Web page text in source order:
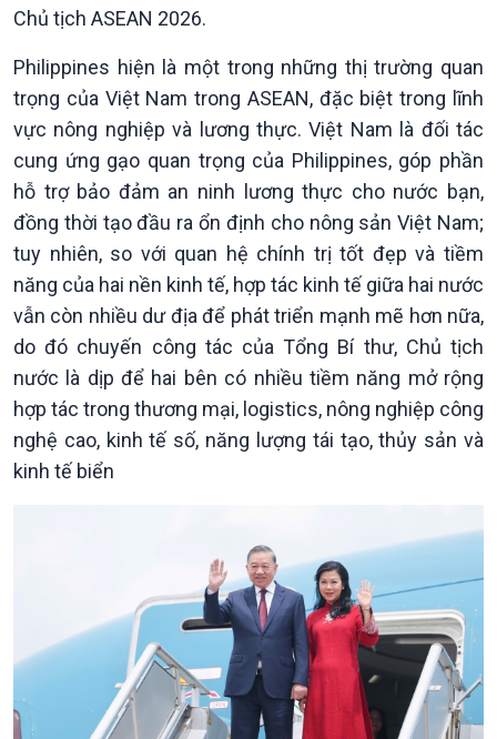
Kinh tế
Tin Kinh tế
Trước giờ mở cửa
Dòng chảy Kinh tế
Sức sống hàng Việt
Khởi nghiệp
Nông nghiệp & Biển đảo
Tin Nông nghiệp & Biển
đảo
Mùa vàng
Biển đảo Việt Nam
Nam
Chủ tịch ASEAN 2026.
Philippines hiện là một trong những thị trường quan
trọng của Việt Nam trong ASEAN, đặc biệt trong lĩnh
vực nông nghiệp và lương thực. Việt Nam là đối tác
cung ứng gạo quan trọng của Philippines, góp phần
hỗ trợ bảo đảm an ninh lương thực cho nước bạn,
đồng thời tạo đầu ra ổn định cho nông sản Việt Nam;
tuy nhiên, so với quan hệ chính trị tốt đẹp và tiềm
năng của hai nền kinh tế, hợp tác kinh tế giữa hai nước
vẫn còn nhiều dư địa để phát triển mạnh mẽ hơn nữa,
do đó chuyến công tác của Tổng Bí thư, Chủ tịch
nước là dịp để hai bên có nhiều tiềm năng mở rộng
hợp tác trong thương mại, logistics, nông nghiệp công
nghệ cao, kinh tế số, năng lượng tái tạo, thủy sản và
kinh tế biển